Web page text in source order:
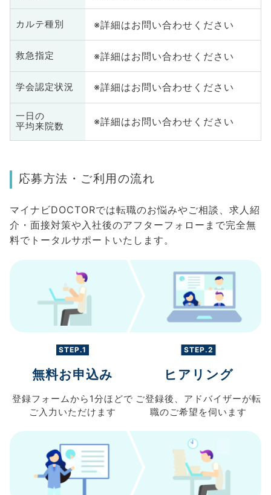
カルテ種別 ※詳細はお問い合わせください
救急指定 ※詳細はお問い合わせください
学会認定状況 ※詳細はお問い合わせください
一日の
平均来院数
※詳細はお問い合わせください
応募方法・ご利用の流れ
マイナビDOCTORでは転職のお悩みやご相談、求人紹
介・面接対策や入社後のアフターフォローまで完全無
料でトータルサポートいたします。
STEP.1
無料お申込み
登録フォームから 1分ほどで
ご入力 いただけます
STEP.2
ヒアリング
ご登録後、 アドバイザーが転
職のご希望を伺います